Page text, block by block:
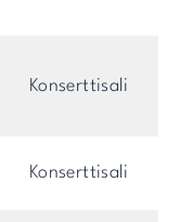
Konserttisali
Konserttisali